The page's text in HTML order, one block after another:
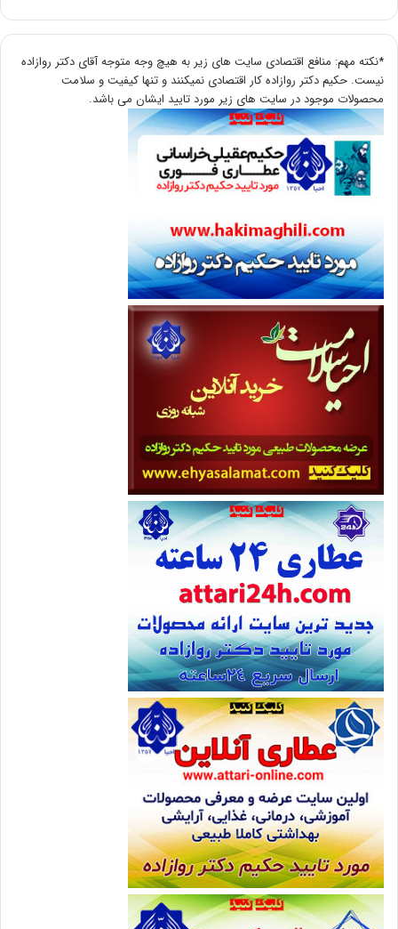
*نکته مهم: منافع اقتصادی سایت های زیر به هیچ وجه متوجه آقای دکتر روازاده
نیست. حکیم دکتر روازاده کار اقتصادی نمیکنند و تنها کیفیت و سلامت
محصولات موجود در سایت های زیر مورد تایید ایشان می باشد.